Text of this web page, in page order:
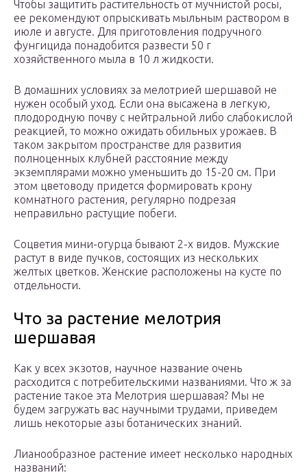
Чтобы защитить растительность от мучнистой росы,
ее рекомендуют опрыскивать мыльным раствором в
июле и августе. Для приготовления подручного
фунгицида понадобится развести 50 г
хозяйственного мыла в 10 л жидкости.
В домашних условиях за мелотрией шершавой не
нужен особый уход. Если она высажена в легкую,
плодородную почву с нейтральной либо слабокислой
реакцией, то можно ожидать обильных урожаев. В
таком закрытом пространстве для развития
полноценных клубней расстояние между
экземплярами можно уменьшить до 15-20 см. При
этом цветоводу придется формировать крону
комнатного растения, регулярно подрезая
неправильно растущие побеги.
Соцветия мини-огурца бывают 2-х видов. Мужские
растут в виде пучков, состоящих из нескольких
желтых цветков. Женские расположены на кусте по
отдельности.
Что за растение мелотрия
шершавая
Как у всех экзотов, научное название очень
расходится с потребительскими названиями. Что ж за
растение такое эта Мелотрия шершавая? Мы не
будем загружать вас научными трудами, приведем
лишь некоторые азы ботанических знаний.
Лианообразное растение имеет несколько народных
названий: